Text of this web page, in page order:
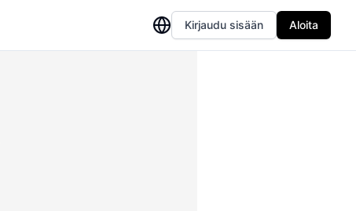
Kirjaudu sisään Aloita